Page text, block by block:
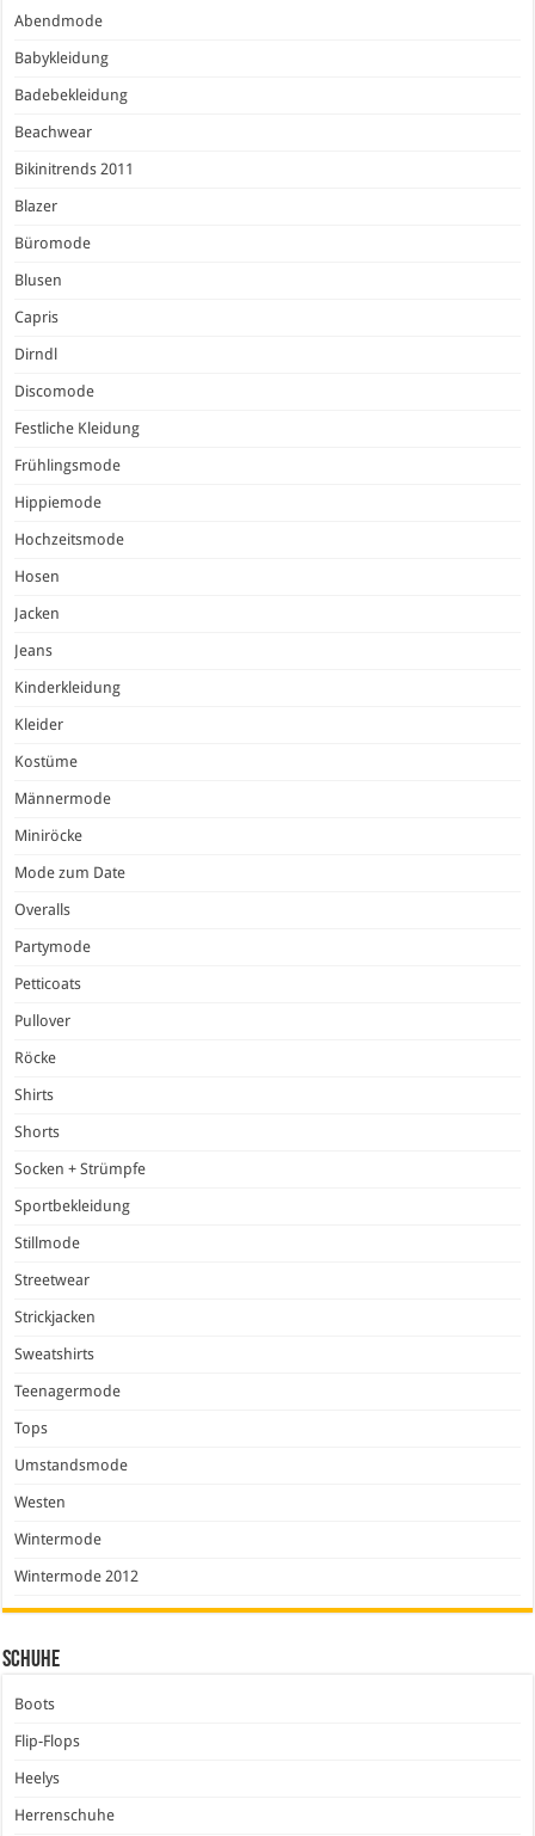
Abendmode
Babykleidung
Badebekleidung
Beachwear
Bikinitrends 2011
Blazer
Büromode
Blusen
Capris
Dirndl
Discomode
Festliche Kleidung
Frühlingsmode
Hippiemode
Hochzeitsmode
Hosen
Jacken
Jeans
Kinderkleidung
Kleider
Kostüme
Männermode
Miniröcke
Mode zum Date
Overalls
Partymode
Petticoats
Pullover
Röcke
Shirts
Shorts
Socken + Strümpfe
Sportbekleidung
Stillmode
Streetwear
Strickjacken
Sweatshirts
Teenagermode
Tops
Umstandsmode
Westen
Wintermode
Wintermode 2012
Schuhe
Boots
Flip-Flops
Heelys
Herrenschuhe